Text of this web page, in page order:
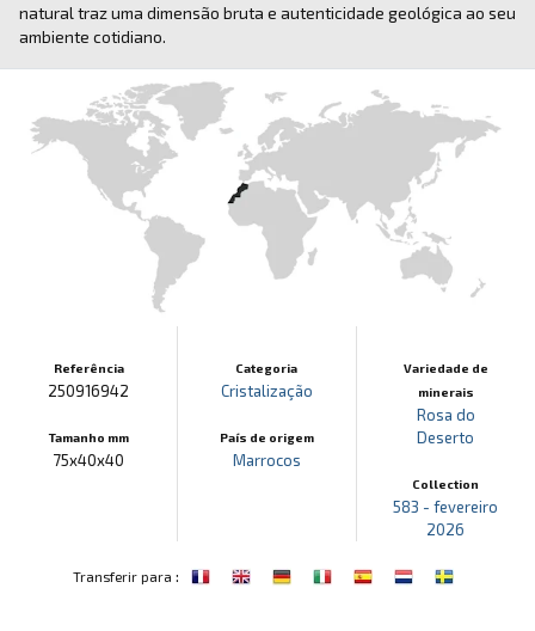
natural traz uma dimensão bruta e autenticidade geológica ao seu
ambiente cotidiano.
Referência
250916942
Tamanho mm
75x40x40
Categoria
Cristalização
País de origem
Marrocos
Variedade de
minerais
Rosa do
Deserto
Collection
583 - fevereiro
2026
Transferir para :